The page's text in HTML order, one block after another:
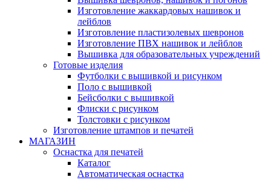
Изготовление жаккардовых нашивок и
лейблов
Изготовление пластизолевых шевронов
Изготовление ПВХ нашивок и лейблов
Вышивка для образовательных учреждений
Готовые изделия
Футболки с вышивкой и рисунком
Поло с вышивкой
Бейсболки с вышивкой
Флиски с рисунком
Толстовки с рисунком
Изготовление штампов и печатей
МАГАЗИН
Оснастка для печатей
Каталог
Автоматическая оснастка